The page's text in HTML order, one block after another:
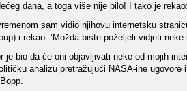
dana, a toga više nije bilo! I tako je
sam vidio njihovu internetsku
i rekao: ‘Možda biste poželjeli vidjeti neke
je bio da će oni objavljivati neke od mojih
analizu pretražujući NASA-ine ugovore